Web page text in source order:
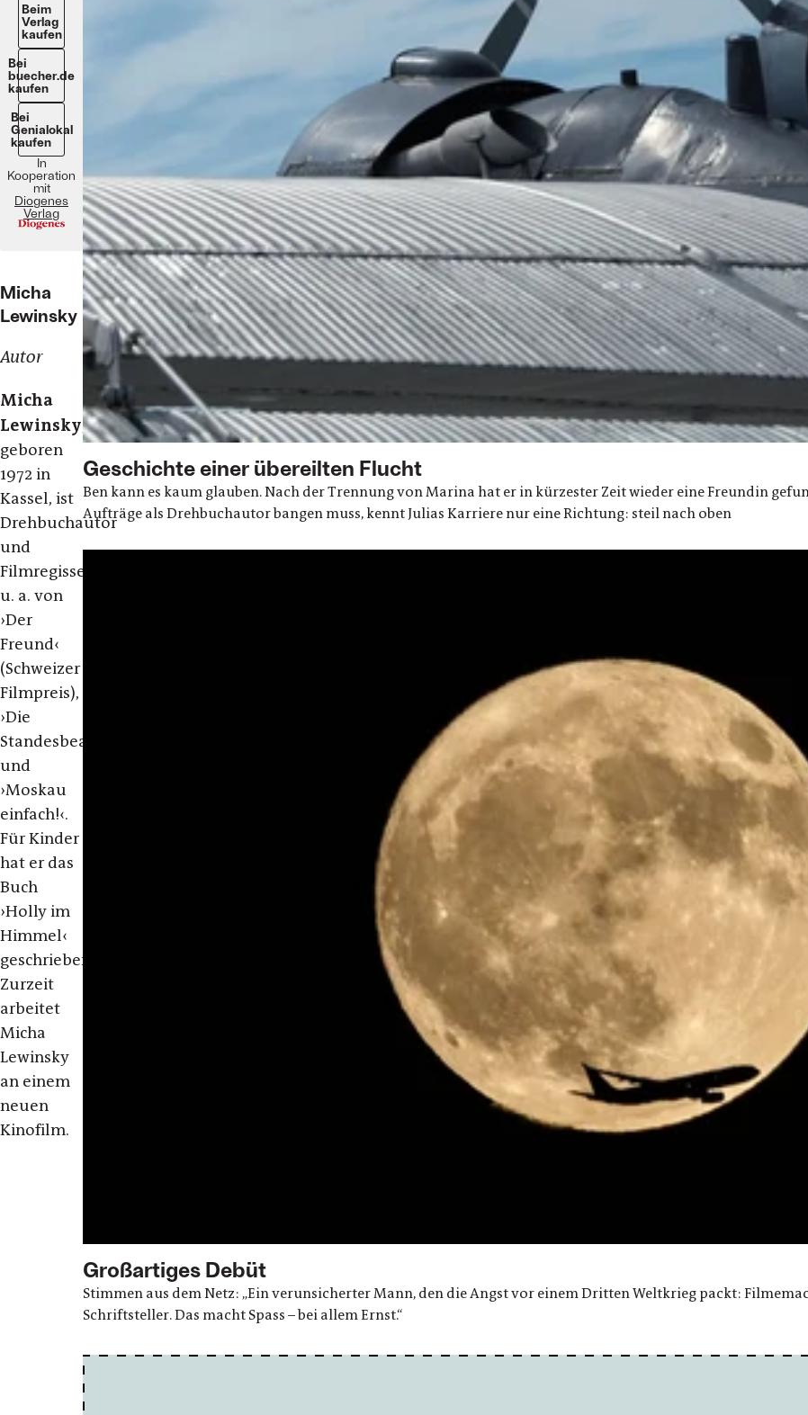
Beim
Verlag
kaufen
Bei
buecher.de
kaufen
Bei
Genialokal
kaufen
In
Kooperation
mit
Diogenes
Verlag
Micha
Lewinsky
Autor
Micha
Lewinsky,
geboren
1972 in
Kassel, ist
Drehbuchautor
und
Filmregisseur,
u. a. von
›Der
Freund‹
(Schweizer
Filmpreis),
›Die
Standesbeamtin‹
und
›Moskau
einfach!‹.
Für Kinder
hat er das
Buch
›Holly im
Himmel‹
geschrieben.
Zurzeit
arbeitet
Micha
Lewinsky
an einem
neuen
Kinofilm.
Geschichte einer übereilten Flucht
Ben kann es kaum glauben. Nach der Trennung von Marina hat er in kürzester Zeit wieder eine Freundin
Aufträge als Drehbuchautor bangen muss, kennt Julias Karriere nur eine Richtung: steil nach oben
Großartiges Debüt
Stimmen aus dem Netz: „Ein verunsicherter Mann, den die Angst vor einem Dritten Weltkrieg packt:
Schriftsteller. Das macht Spass – bei allem Ernst.“